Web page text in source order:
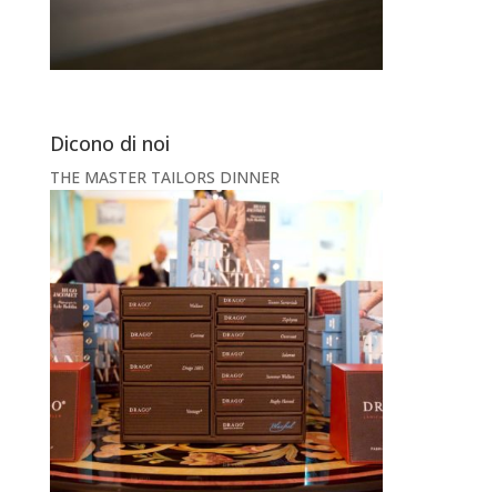
Dicono di noi
THE MASTER TAILORS DINNER